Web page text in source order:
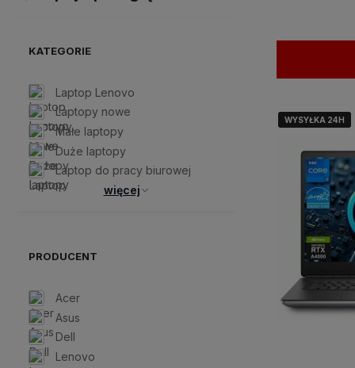
KATEGORIE
Laptop Lenovo
Laptopy nowe
Małe laptopy
Duże laptopy
Laptop do pracy biurowej
więcej
PRODUCENT
Acer
Asus
Dell
Lenovo
WYSYŁKA 24H
WYSYŁKA 24H
WYSYŁKA 24H